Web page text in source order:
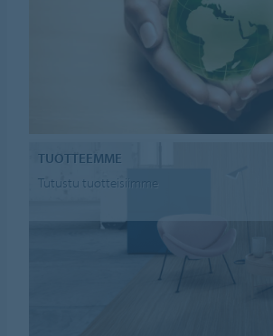
TUOTTEEMME
Tutustu tuotteisiimme